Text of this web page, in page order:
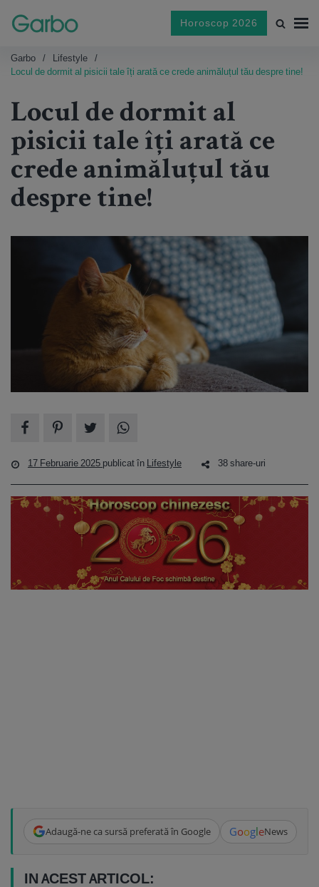
Horoscop 2026
Garbo
Lifestyle
Locul de dormit al pisicii tale îți arată ce crede animăluțul tău despre tine!
Locul de dormit al
pisicii tale îți arată ce
crede animăluțul tău
despre tine!
17 Februarie 2025 publicat în Lifestyle 38 share-uri
Adaugă-ne ca sursă preferată în Google GoogleNews
IN ACEST ARTICOL: